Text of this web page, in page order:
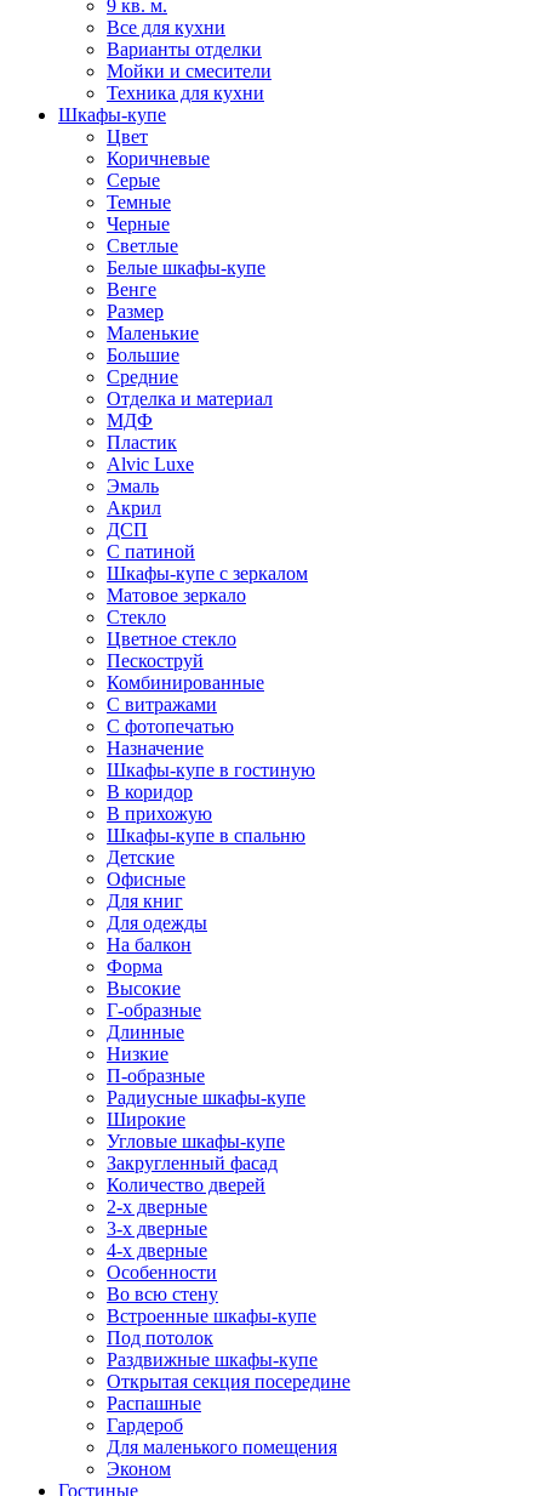
9 кв. м.
Все для кухни
Варианты отделки
Мойки и смесители
Техника для кухни
Шкафы-купе
Цвет
Коричневые
Серые
Темные
Черные
Светлые
Белые шкафы-купе
Венге
Размер
Маленькие
Большие
Средние
Отделка и материал
МДФ
Пластик
Alvic Luxe
Эмаль
Акрил
ДСП
С патиной
Шкафы-купе с зеркалом
Матовое зеркало
Стекло
Цветное стекло
Пескоструй
Комбинированные
С витражами
С фотопечатью
Назначение
Шкафы-купе в гостиную
В коридор
В прихожую
Шкафы-купе в спальню
Детские
Офисные
Для книг
Для одежды
На балкон
Форма
Высокие
Г-образные
Длинные
Низкие
П-образные
Радиусные шкафы-купе
Широкие
Угловые шкафы-купе
Закругленный фасад
Количество дверей
2-х дверные
3-х дверные
4-х дверные
Особенности
Во всю стену
Встроенные шкафы-купе
Под потолок
Раздвижные шкафы-купе
Открытая секция посередине
Распашные
Гардероб
Для маленького помещения
Эконом
Гостиные